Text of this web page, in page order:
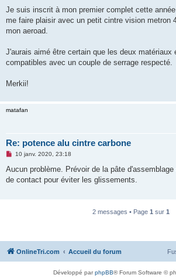
g
n
o
u
Je suis inscrit à mon premier complet cette
me faire plaisir avec un petit cintre vision metron
mon aeroad.
J'aurais aimé être certain que les deux matériaux
compatibles avec un couple de serrage respecté.
Merkii!
matafan
Re: potence alu cintre carbone
M
s
a
10 janv. 2020, 23:18
Aucun problème. Prévoir de la pâte
de contact pour éviter les glissements.
2 messages • Page 1 sur 1
OnlineTri.com Accueil du forum
Développé parphpBB® Forum Software ©